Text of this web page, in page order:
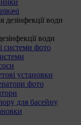
води
установки
для басейну